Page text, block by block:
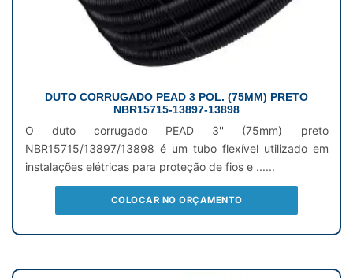
DUTO CORRUGADO PEAD 3 POL. (75MM) PRETO
NBR15715-13897-13898
O duto corrugado PEAD 3'' (75mm) preto
NBR15715/13897/13898 é um tubo flexível utilizado em
instalações elétricas para proteção de fios e ......
COLOCAR NO ORÇAMENTO